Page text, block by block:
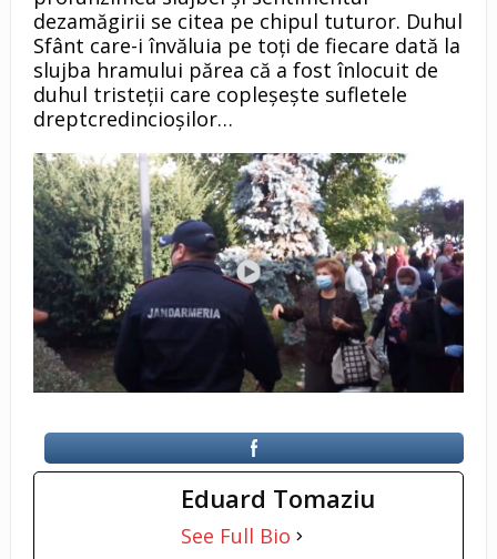
dezamăgirii se citea pe chipul tuturor. Duhul
Sfânt care-i învăluia pe toți de fiecare dată la
slujba hramului părea că a fost înlocuit de
duhul tristeții care copleșește sufletele
dreptcredincioșilor…
Eduard Tomaziu
See Full Bio